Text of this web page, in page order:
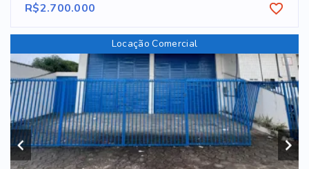
R$2.700.000
Locação Comercial